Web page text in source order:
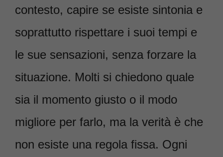
contesto, capire se esiste sintonia e
soprattutto rispettare i suoi tempi e
le sue sensazioni, senza forzare la
situazione. Molti si chiedono quale
sia il momento giusto o il modo
migliore per farlo, ma la verità è che
non esiste una regola fissa. Ogni